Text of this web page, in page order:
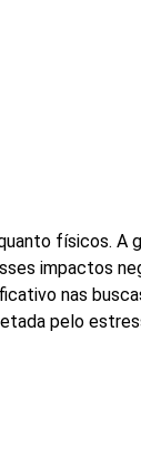
físicos.
impactos
nas
pelo